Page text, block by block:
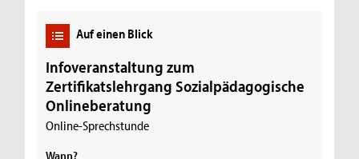
Auf einen Blick
Infoveranstaltung zum
Zertifikatslehrgang Sozialpädagogische
Onlineberatung
Online-Sprechstunde
Wann?